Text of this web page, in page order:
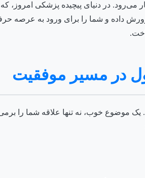
در دنیای پیچیده پزشکی امروز،
داده و شما را برای ورود به عرصه
خوب، نه تنها علاقه شما را